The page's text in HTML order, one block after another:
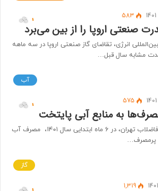
583
صنعتی اروپا را از بین می‌برد
انرژی، تقاضای گاز صنعتی اروپا در سه ماهه
آب
575
به منابع آبی پایتخت
بر اساس آمار آب و فاضلاب تهران، در ۶ ماه ابتدایی سال ۱۴۰۱، مصرف آب
پرمصرف…
گاز
1,319